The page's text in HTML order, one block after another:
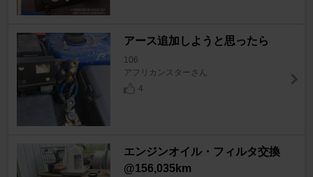
アース追加しようと思ったら
106
アフリカンスターさん
4
エンジンオイル・フィルタ交換
@156,035km